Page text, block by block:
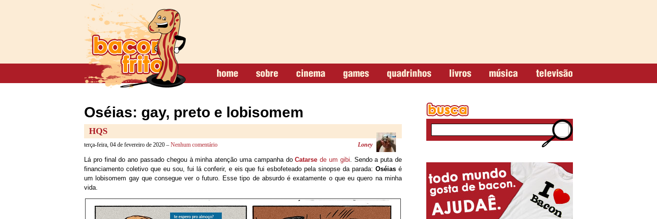
Oséias: gay, preto e lobisomem
HQS
terça-feira, 04 de fevereiro de 2020 – Nenhum comentário Loney
Lá pro final do ano passado chegou à minha atenção uma campanha doCatarse de um gibi. Sendo a puta de
financiamento coletivo que eu sou, fui lá conferir, e eis que fui esbofeteado pela sinopse da parada:Oséias é
um lobisomem gay que consegue ver o futuro. Esse tipo de absurdo é exatamente o que eu quero na minha
vida.